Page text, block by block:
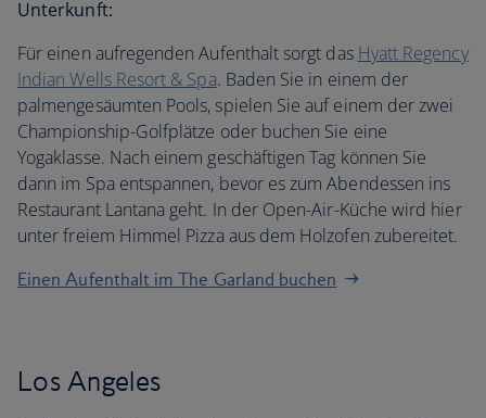
Unterkunft:
Für einen aufregenden Aufenthalt sorgt das Hyatt Regency
Indian Wells Resort & Spa. Baden Sie in einem der
palmengesäumten Pools, spielen Sie auf einem der zwei
Championship-Golfplätze oder buchen Sie eine
Yogaklasse. Nach einem geschäftigen Tag können Sie
dann im Spa entspannen, bevor es zum Abendessen ins
Restaurant Lantana geht. In der Open-Air-Küche wird hier
unter freiem Himmel Pizza aus dem Holzofen zubereitet.
Einen Aufenthalt im The Garland buchen
Los Angeles